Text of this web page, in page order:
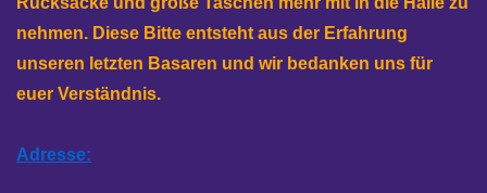
nehmen. Diese Bitte entsteht aus der Erfahrung
unseren letzten Basaren und wir bedanken uns für
euer Verständnis.
Adresse: